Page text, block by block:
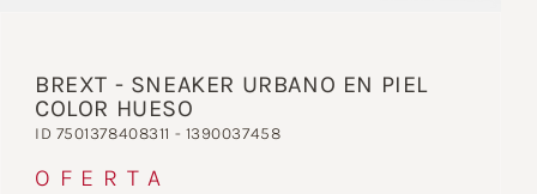
BREXT - SNEAKER URBANO EN PIEL
COLOR HUESO
ID 7501378408311 - 1390037458
OFERTA